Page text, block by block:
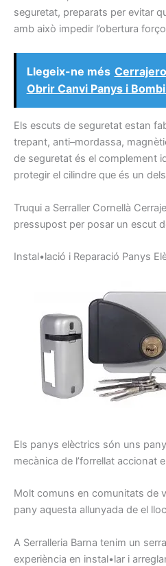
seguretat, preparats per evitar
amb això impedir l’obertura
Llegeix-ne més
Obrir Canvi Panys i
Els escuts de seguretat estan
trepant, anti–mordassa,
de seguretat és el complement
protegir el cilindre que és un dels
Truqui a Serraller Cornellà
pressupost per posar un escut
Instal•lació i Reparació Panys E
Els panys elèctrics són uns
mecànica de l’forrellat accionat
Molt comuns en comunitats de
pany aquesta allunyada de el lloc
A Serralleria Barna tenim un
experiència en instal•lar i